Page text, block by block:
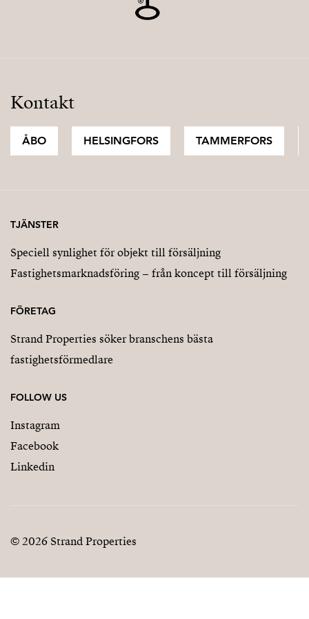
Kontakt
ÅBO HELSINGFORS TAMMERFORS
TJÄNSTER
Speciell synlighet för objekt till försäljning
Fastighetsmarknadsföring – från koncept till försäljning
FÖRETAG
Strand Properties söker branschens bästa
fastighetsförmedlare
FOLLOW US
Instagram
Facebook
Linkedin
© 2026 Strand Properties